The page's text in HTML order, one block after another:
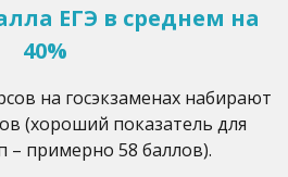
ЕГЭ в среднем на
40%
на госэкзаменах набирают
(хороший показатель для
– примерно 58 баллов).